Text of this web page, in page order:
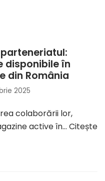
disponibile în
din România
2025
colaborării lor,
active în… Citește